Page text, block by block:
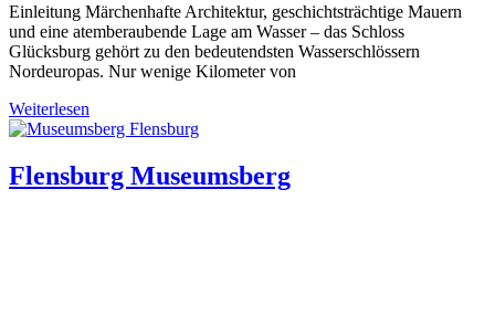
Einleitung Märchenhafte Architektur, geschichtsträchtige Mauern
und eine atemberaubende Lage am Wasser – das Schloss
Glücksburg gehört zu den bedeutendsten Wasserschlössern
Nordeuropas. Nur wenige Kilometer von
Weiterlesen
Flensburg Museumsberg